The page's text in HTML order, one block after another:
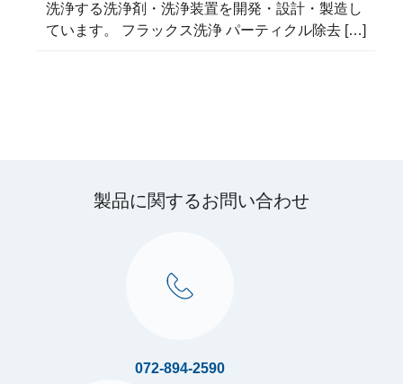
洗浄する洗浄剤・洗浄装置を開発・設計・製造し
ています。 フラックス洗浄 パーティクル除去 […]
製品に関するお問い合わせ
072-894-2590